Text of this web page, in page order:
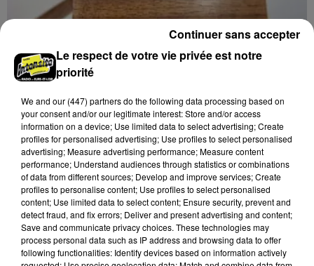
17h37
AUTOMOBILES 1/43E
Mardi 22 septembre et 8 décembre à 10h00 à
l'Espace des ventes du Coudray : vente aux enchères.
Automobiles 1/43e.
Le respect de votre vie privée est notre
priorité
We and our (447) partnersdo the following data processing based on
your consent and/or our legitimate interest: Store and/or access
information on a device; Use limited data to select advertising; Create
profiles for personalised advertising; Use profiles to select personalised
advertising; Measure advertising performance; Measure content
performance; Understand audiences through statistics or combinations
of data from different sources; Develop and improve services; Create
profiles to personalise content; Use profiles to select personalised
content; Use limited data to select content; Ensure security, prevent and
detect fraud, and fix errors; Deliver and present advertising and content;
Save and communicate privacy choices. These technologies may
process personal data such as IP address and browsing data to offer
following functionalities: Identify devices based on information actively
Continuer sans accepter